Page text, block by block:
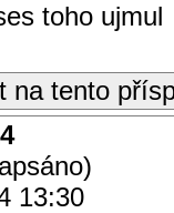
toho ujmul
na tento
13:30